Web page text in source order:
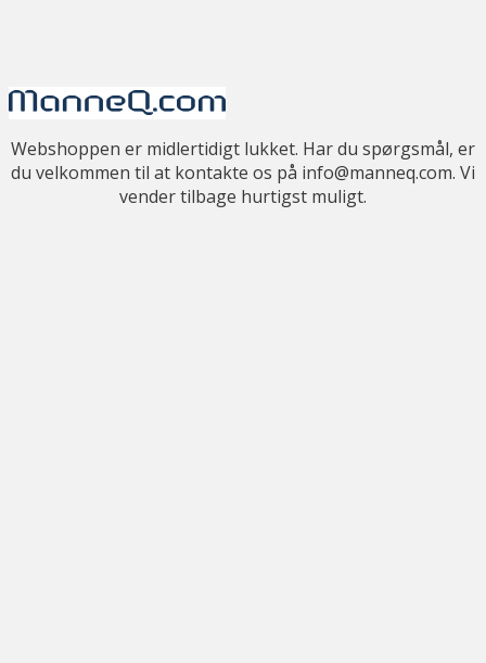
Webshoppen er midlertidigt lukket. Har du spørgsmål, er
du velkommen til at kontakte os på info@manneq.com. Vi
vender tilbage hurtigst muligt.